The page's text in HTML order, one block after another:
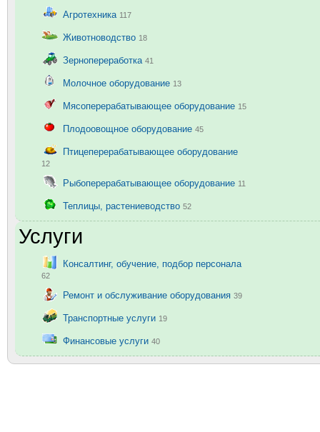
Агротехника 117
Животноводство 18
Зернопереработка 41
Молочное оборудование 13
Мясоперерабатывающее оборудование 15
Плодоовощное оборудование 45
Птицеперерабатывающее оборудование
12
Рыбоперерабатывающее оборудование 11
Теплицы, растениеводство 52
Услуги
Консалтинг, обучение, подбор персонала
62
Ремонт и обслуживание оборудования 39
Транспортные услуги 19
Финансовые услуги 40